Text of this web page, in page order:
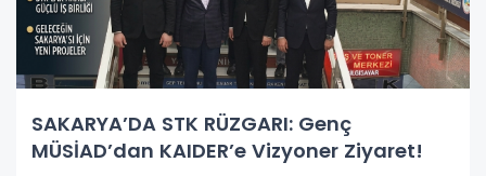
SAKARYA’DA STK RÜZGARI: Genç
MÜSİAD’dan KAIDER’e Vizyoner Ziyaret!